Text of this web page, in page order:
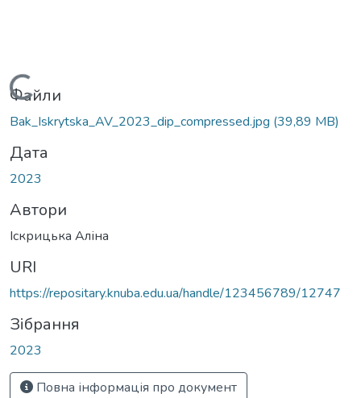
Вантажиться...
Файли
Bak_Iskrytska_AV_2023_dip_compressed.jpg (39,89 MB)
Дата
2023
Автори
Іскрицька Аліна
URI
https://repositary.knuba.edu.ua/handle/123456789/12747
Зібрання
2023
Повна інформація про документ